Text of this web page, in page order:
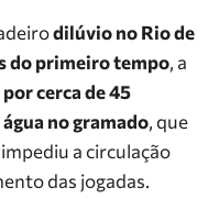
dilúvio no Rio de
do primeiro tempo, a
cerca de 45
no gramado, que
a circulação
das jogadas.